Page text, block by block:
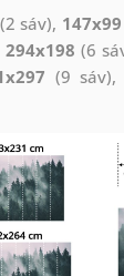
(2 sáv), 147x99
294x198 (6
(9 sáv),